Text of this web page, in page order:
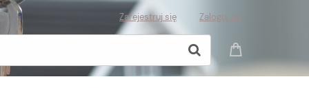
Zarejestruj się Zaloguj się